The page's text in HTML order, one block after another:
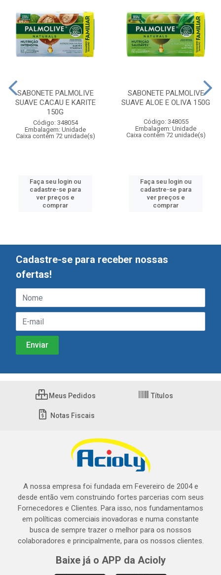
SABONETE PALMOLIVE
SUAVE CACAU E KARITE
150G
Código: 348054
Embalagem: Unidade
Caixa contém 72 unidade(s)
Faça seu login ou
cadastre-se para
ver preços e
comprar
SABONETE PALMOLIVE
SUAVE ALOE E OLIVA 150G
Código: 348055
Embalagem: Unidade
Caixa contém 72 unidade(s)
Faça seu login ou
cadastre-se para
ver preços e
comprar
Cadastre-se para receber nossas
ofertas!
Meus Pedidos Títulos
Notas Fiscais
A nossa empresa foi fundada em Fevereiro de 2004 e
desde então vem construindo fortes parcerias com seus
Fornecedores e Clientes. Para isso, nos fundamentamos
em políticas comerciais inovadoras e numa constante
busca de sempre trazer o melhor para os nossos
colaboradores e principalmente, para os nossos clientes.
Baixe já o APP da Acioly